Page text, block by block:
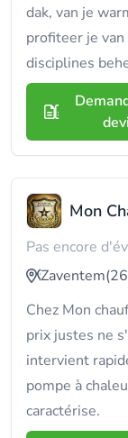
dak, van je
profiteer je
disciplines
Mon
Pas encore
Zaventem
Chez Mon
prix justes ne
intervient
pompe à
caractérise.